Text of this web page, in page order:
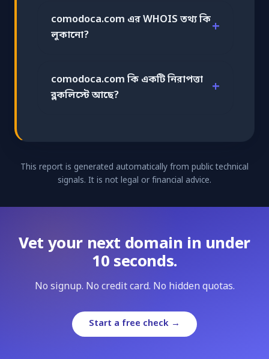
comodoca.com এর WHOIS তথ্য কি
লুকানো?
comodoca.com কি একটি নিরাপত্তা
ব্লকলিস্টে আছে?
This report is generated automatically from public technical
signals. It is not legal or financial advice.
Vet your next domain in under
10 seconds.
No signup. No credit card. No hidden quotas.
Start a free check →